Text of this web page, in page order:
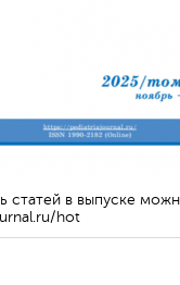
статей в выпуске
hot